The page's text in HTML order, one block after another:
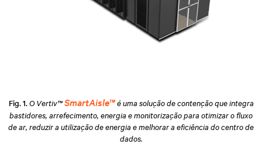
Fig. 1.O Vertiv™SmartAisle™é uma solução de contenção que integra
bastidores, arrefecimento, energia e monitorização para otimizar o fluxo
de ar, reduzir a utilização de energia e melhorar a eficiência do centro de
dados.